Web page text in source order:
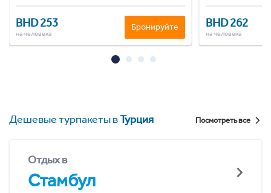
BHD 253
на человека
Бронируйте BHD 262
на человека
Дешевые турпакеты вТурция Посмотреть все
Отдых в
Стамбул